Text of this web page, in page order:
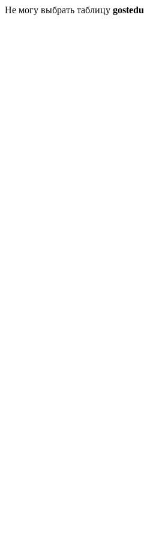
Не могу выбрать таблицу gostedu